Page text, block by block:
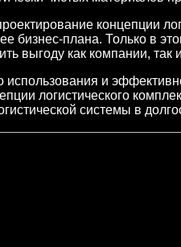
концепции
бизнес-плана. Только в
выгоду как компании, так
использования и
логистического
системы в